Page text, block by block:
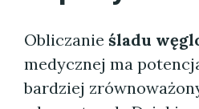
Obliczanie śladu
medycznej ma
bardziej